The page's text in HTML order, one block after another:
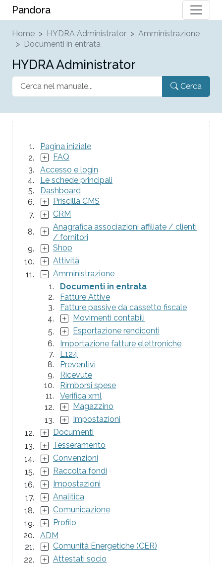
Pandora
Home HYDRA Administrator
Amministrazione
Documenti in entrata
HYDRA Administrator
Cerca
Pagina iniziale
FAQ
Accesso e login
Le schede principali
Dashboard
Priscilla CMS
CRM
Anagrafica associazioni affiliate / clienti
/ fornitori
Shop
Attività
Amministrazione
Documenti in entrata
Fatture Attive
Fatture passive da cassetto fiscale
Movimenti contabili
Esportazione rendiconti
Importazione fatture elettroniche
L124
Preventivi
Ricevute
Rimborsi spese
Verifica xml
Magazzino
Impostazioni
Documenti
Tesseramento
Convenzioni
Raccolta fondi
Impostazioni
Analitica
Comunicazione
Profilo
ADM
Comunità Energetiche (CER)
Attestati socio